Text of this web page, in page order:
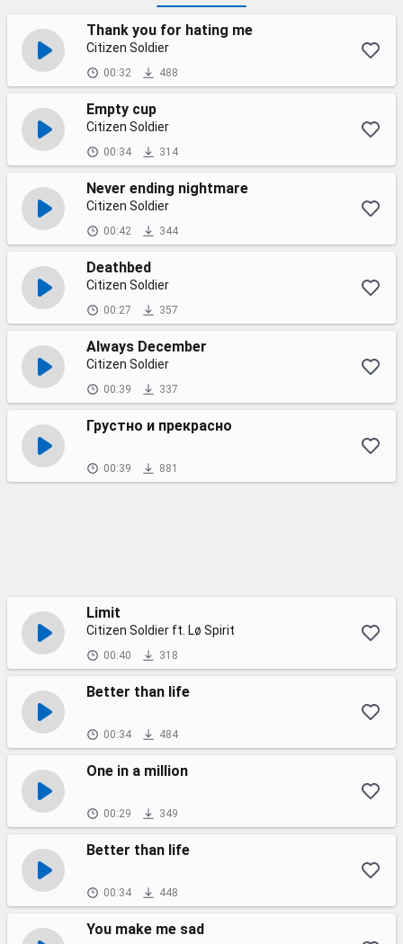
Thank you for hating me
Citizen Soldier
00:32 488
Empty cup
Citizen Soldier
00:34 314
Never ending nightmare
Citizen Soldier
00:42 344
Deathbed
Citizen Soldier
00:27 357
Always December
Citizen Soldier
00:39 337
Грустно и прекрасно
00:39 881
Limit
Citizen Soldier ft. Lø Spirit
00:40 318
Better than life
00:34 484
One in a million
00:29 349
Better than life
00:34 448
You make me sad